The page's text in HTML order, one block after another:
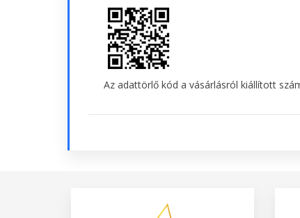
Az adattörlő kód a vásárlásról kiállított